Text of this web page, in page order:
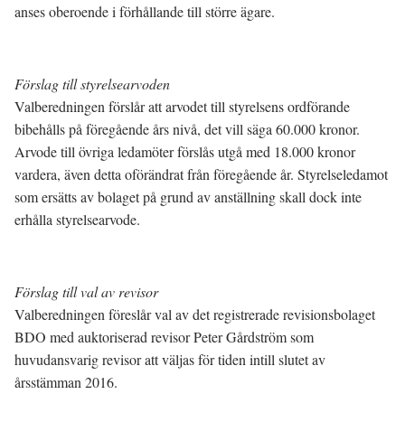
anses oberoende i förhållande till större ägare.
Förslag till styrelsearvoden
Valberedningen förslår att arvodet till styrelsens ordförande
bibehålls på föregående års nivå, det vill säga 60.000 kronor.
Arvode till övriga ledamöter förslås utgå med 18.000 kronor
vardera, även detta oförändrat från föregående år. Styrelseledamot
som ersätts av bolaget på grund av anställning skall dock inte
erhålla styrelsearvode.
Förslag till val av revisor
Valberedningen föreslår val av det registrerade revisionsbolaget
BDO med auktoriserad revisor Peter Gårdström som
huvudansvarig revisor att väljas för tiden intill slutet av
årsstämman 2016.